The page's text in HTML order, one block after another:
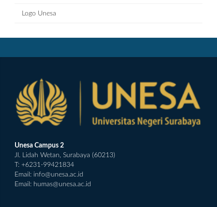
Logo Unesa
Unesa Campus 2
Jl. Lidah Wetan, Surabaya (60213)
T: +6231-99421834
Email: info@unesa.ac.id
Email: humas@unesa.ac.id